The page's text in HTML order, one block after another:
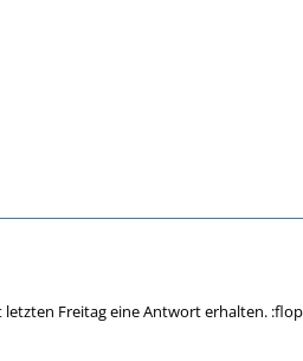
Freitag eine Antwort erhalten.